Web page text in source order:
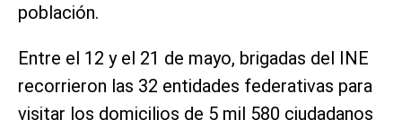
población.
Entre el 12 y el 21 de mayo, brigadas del INE
recorrieron las 32 entidades federativas para
visitar los domicilios de 5 mil 580 ciudadanos